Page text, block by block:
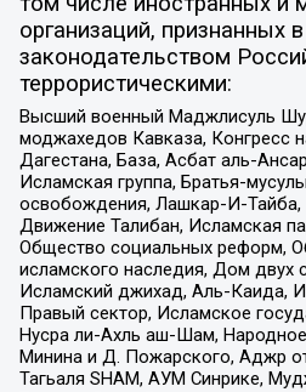
организаций, признанных
законодательством
террористическими:
Высший военный Маджлисуль
моджахедов Кавказа, Конгресс
Дагестана, База, Асбат аль-
Исламская группа, Братья-
освобождения, Лашкар-И-Тайба,
Движение Талибан, Исламская
Общество социальных реформ,
исламского наследия, Дом
Исламский джихад, Аль-Каида,
Правый сектор, Исламское
Нусра ли-Ахль аш-Шам,
Минина и Д. Пожарского, Аджр
Тагьаля SHAM, АУМ Синрике,